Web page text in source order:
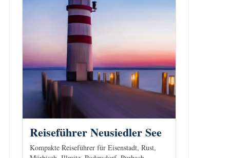
Reiseführer Neusiedler See
Kompakte Reiseführer für Eisenstadt, Rust,